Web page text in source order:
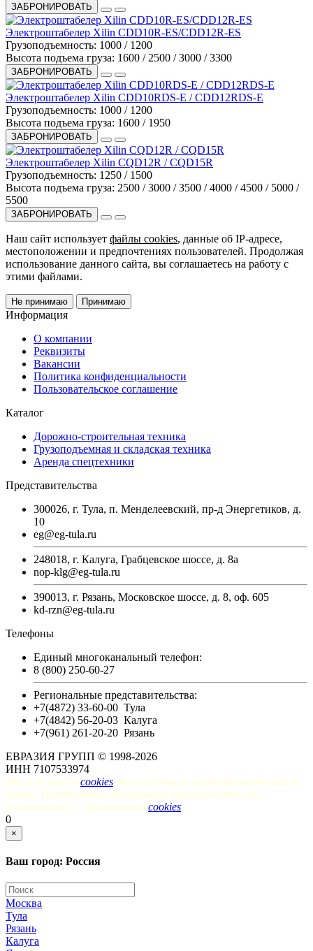
ЗАБРОНИРОВАТЬ
Электроштабелер Xilin CDD10R-ES/CDD12R-ES
Грузоподъемность: 1000 / 1200
Высота подъема груза: 1600 / 2500 / 3000 / 3300
ЗАБРОНИРОВАТЬ
Электроштабелер Xilin CDD10RDS-E / CDD12RDS-E
Грузоподъемность: 1000 / 1200
Высота подъема груза: 1600 / 1950
ЗАБРОНИРОВАТЬ
Электроштабелер Xilin CQD12R / CQD15R
Грузоподъемность: 1250 / 1500
Высота подъема груза: 2500 / 3000 / 3500 / 4000 / 4500 / 5000 /
5500
ЗАБРОНИРОВАТЬ
Наш сайт использует файлы cookies, данные об IP-адресе,
местоположении и предпочтениях пользователей. Продолжая
использование данного сайта, вы соглашаетесь на работу с
этими файлами.
Не принимаю Принимаю
Информация
О компании
Реквизиты
Вакансии
Политика конфиденциальности
Пользовательское соглашение
Каталог
Дорожно-строительная техника
Грузоподъемная и складская техника
Аренда спецтехники
Представительства
300026, г. Тула, п. Менделеевский, пр-д Энергетиков, д.
10
eg@eg-tula.ru
248018, г. Калуга, Грабцевское шоссе, д. 8а
nop-klg@eg-tula.ru
390013, г. Рязань, Московское шоссе, д. 8, оф. 605
kd-rzn@eg-tula.ru
Телефоны
Единый многоканальный телефон:
8 (800) 250-60-27
Региональные представительства:
+7(4872) 33-60-00 Тула
+7(4842) 56-20-03 Калуга
+7(961) 261-20-20 Рязань
ЕВРАЗИЯ ГРУПП © 1998-2026
ИНН 7107533974
Мы используем cookies для наилучшего представления нашего
сайта. Продолжая использование данного сайта, вы
соглашаетесь с применением cookies.
0
×
Ваш город: Россия
Москва
Тула
Рязань
Калуга